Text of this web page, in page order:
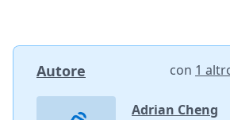
Autore con 1
Adrian Cheng